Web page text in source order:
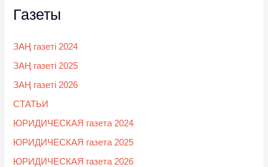
Газеты
ЗАҢ газеті 2024
ЗАҢ газеті 2025
ЗАҢ газеті 2026
СТАТЬИ
ЮРИДИЧЕСКАЯ газета 2024
ЮРИДИЧЕСКАЯ газета 2025
ЮРИДИЧЕСКАЯ газета 2026